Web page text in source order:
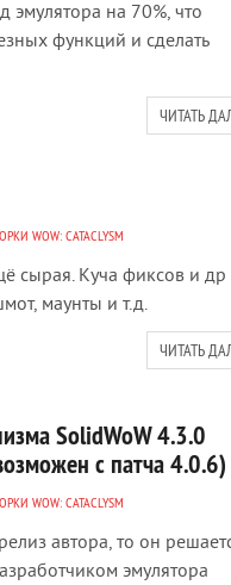
эмулятора на 70%, что
функций и сделать
ЧИТАТЬ
WOW: CATACLYSM
сырая. Куча фиксов и др
маунты и т.д.
ЧИТАТЬ
SolidWoW 4.3.0
с патча 4.0.6)
WOW: CATACLYSM
автора, то он
эмулятора